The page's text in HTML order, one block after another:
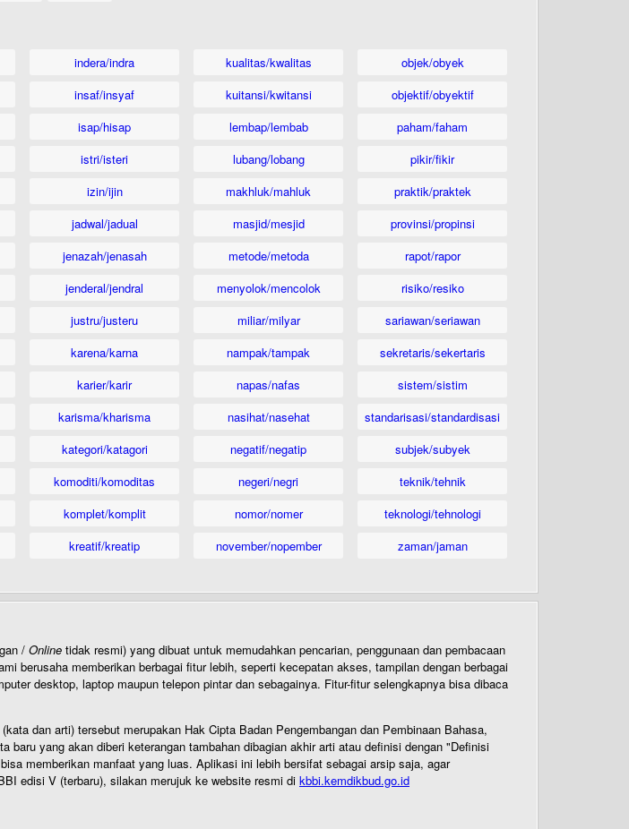
indera/indra
insaf/insyaf
isap/hisap
istri/isteri
izin/ijin
jadwal/jadual
jenazah/jenasah
jenderal/jendral
justru/justeru
karena/karna
karier/karir
karisma/kharisma
kategori/katagori
komoditi/komoditas
komplet/komplit
kreatif/kreatip
kualitas/kwalitas
kuitansi/kwitansi
lembap/lembab
lubang/lobang
makhluk/mahluk
masjid/mesjid
metode/metoda
menyolok/mencolok
miliar/milyar
nampak/tampak
napas/nafas
nasihat/nasehat
negatif/negatip
negeri/negri
nomor/nomer
november/nopember
objek/obyek
objektif/obyektif
paham/faham
pikir/fikir
praktik/praktek
provinsi/propinsi
rapot/rapor
risiko/resiko
sariawan/seriawan
sekretaris/sekertaris
sistem/sistim
standarisasi/standardisasi
subjek/subyek
teknik/tehnik
teknologi/tehnologi
zaman/jaman
/ Online tidak resmi) yang dibuat untuk memudahkan pencarian, penggunaan dan pembacaan
berusaha memberikan berbagai fitur lebih, seperti kecepatan akses, tampilan dengan berbagai
desktop, laptop maupun telepon pintar dan sebagainya. Fitur-fitur selengkapnya bisa dibaca
dan arti) tersebut merupakan Hak Cipta Badan Pengembangan dan Pembinaan Bahasa,
baru yang akan diberi keterangan tambahan dibagian akhir arti atau definisi dengan "Definisi
memberikan manfaat yang luas. Aplikasi ini lebih bersifat sebagai arsip saja, agar
edisi V (terbaru), silakan merujuk ke website resmi di kbbi.kemdikbud.go.id